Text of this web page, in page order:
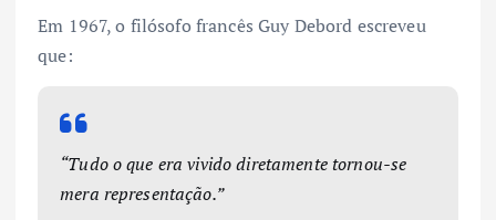
Em 1967, o filósofo francês Guy Debord escreveu
que:
“Tudo o que era vivido diretamente tornou-se
mera representação.”